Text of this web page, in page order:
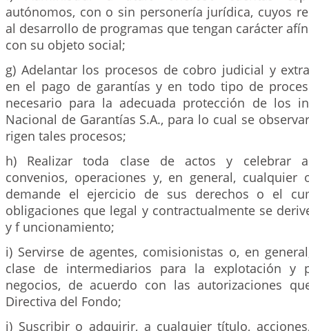
autónomos, con o sin personería jurídica, cuyos
al desarrollo de programas que tengan carácter
con su objeto social;
g) Adelantar los procesos de cobro judicial y
en el pago de garantías y en todo tipo de
necesario para la adecuada protección de los
Nacional de Garantías S.A., para lo cual se
rigen tales procesos;
h) Realizar toda clase de actos y celebrar
convenios, operaciones y, en general, cualquier
demande el ejercicio de sus derechos o el
obligaciones que legal y contractualmente se
y f uncionamiento;
i) Servirse de agentes, comisionistas o, en
clase de intermediarios para la explotación y
negocios, de acuerdo con las autorizaciones
Directiva del Fondo;
j) Suscribir o adquirir, a cualquier título,